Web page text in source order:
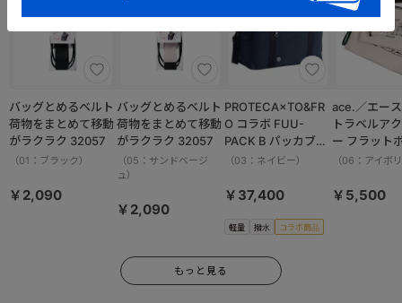
バッグとめるベルト
荷物をまとめて移動
がラクラク 32057
（01：ブラック）
￥2,090
バッグとめるベルト
荷物をまとめて移動
がラクラク 32057
（05：サンドベージ
ュ）
￥2,090
軽量 撥水 コラボ商品
PROTECA×TO&FR
O コラボ FUU-
PACK B パッカブル
ボストンバッグ 軽量
13002
（03：ネイビー）
￥37,400
ace.／エース
トラベルア
ー フラット
ット 17825
（06：アイボ
￥5,500
もっと見る